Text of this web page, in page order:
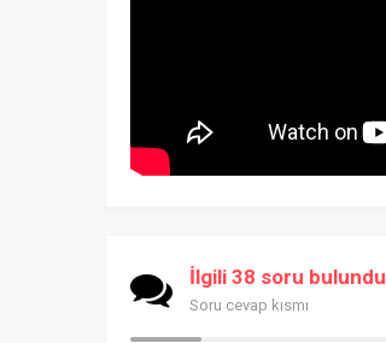
İlgili 38 soru bulundu
Soru cevap kısmı